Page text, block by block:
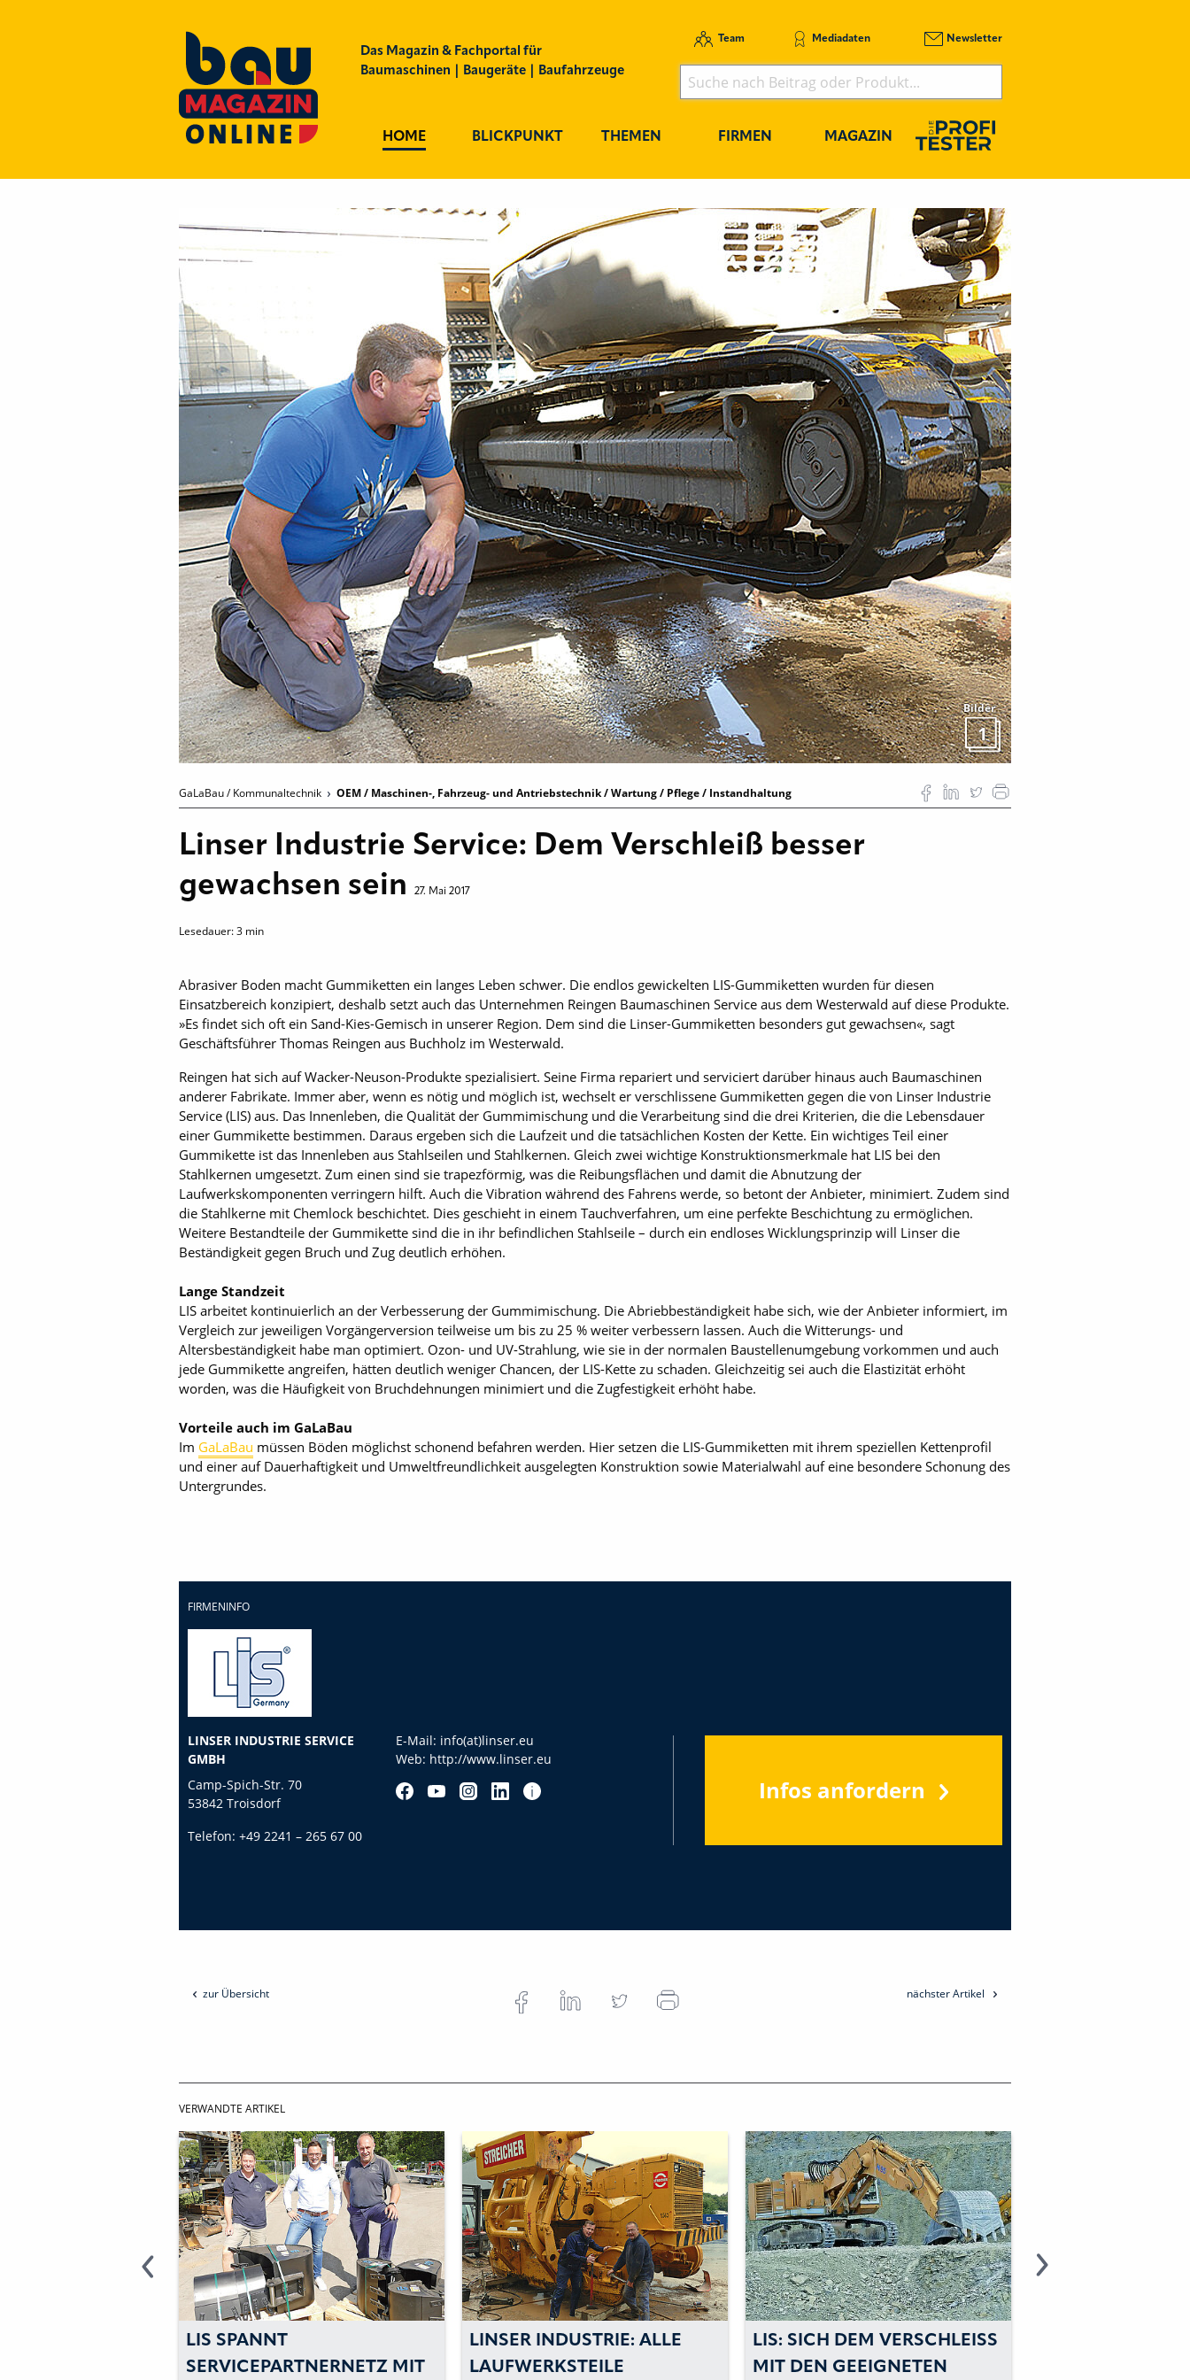
Das Magazin & Fachportal für
Baumaschinen | Baugeräte | Baufahrzeuge
Team Mediadaten Newsletter
HOME BLICKPUNKT THEMEN FIRMEN MAGAZIN
Bilder
1
GaLaBau / Kommunaltechnik OEM / Maschinen-, Fahrzeug- und Antriebstechnik / Wartung / Pflege / Instandhaltung
Linser Industrie Service: Dem Verschleiß besser
gewachsen sein
27. Mai 2017
Lesedauer:3 min
Abrasiver Boden macht Gummiketten ein langes Leben schwer. Die endlos gewickelten LIS-Gummiketten wurden für diesen
Einsatzbereich konzipiert, deshalb setzt auch das Unternehmen Reingen Baumaschinen Service aus dem Westerwald auf diese Produkte.
»Es findet sich oft ein Sand-Kies-Gemisch in unserer Region. Dem sind die Linser-Gummiketten besonders gut gewachsen«, sagt
Geschäftsführer Thomas Reingen aus Buchholz im Westerwald.
Reingen hat sich auf Wacker-Neuson-Produkte spezialisiert. Seine Firma repariert und serviciert darüber hinaus auch Baumaschinen
anderer Fabrikate. Immer aber, wenn es nötig und möglich ist, wechselt er verschlissene Gummiketten gegen die von Linser Industrie
Service (LIS) aus. Das Innenleben, die Qualität der Gummimischung und die Verarbeitung sind die drei Kriterien, die die Lebensdauer
einer Gummikette bestimmen. Daraus ergeben sich die Laufzeit und die tatsächlichen Kosten der Kette. Ein wichtiges Teil einer
Gummikette ist das Innenleben aus Stahlseilen und Stahlkernen. Gleich zwei wichtige Konstruktionsmerkmale hat LIS bei den
Stahlkernen umgesetzt. Zum einen sind sie trapezförmig, was die Reibungsflächen und damit die Abnutzung der
Laufwerkskomponenten verringern hilft. Auch die Vibration während des Fahrens werde, so betont der Anbieter, minimiert. Zudem sind
die Stahlkerne mit Chemlock beschichtet. Dies geschieht in einem Tauchverfahren, um eine perfekte Beschichtung zu ermöglichen.
Weitere Bestandteile der Gummikette sind die in ihr befindlichen Stahlseile – durch ein endloses Wicklungsprinzip will Linser die
Beständigkeit gegen Bruch und Zug deutlich erhöhen.
Lange Standzeit
LIS arbeitet kontinuierlich an der Verbesserung der Gummimischung. Die Abriebbeständigkeit habe sich, wie der Anbieter informiert, im
Vergleich zur jeweiligen Vorgängerversion teilweise um bis zu 25 % weiter verbessern lassen. Auch die Witterungs- und
Altersbeständigkeit habe man optimiert. Ozon- und UV-Strahlung, wie sie in der normalen Baustellenumgebung vorkommen und auch
jede Gummikette angreifen, hätten deutlich weniger Chancen, der LIS-Kette zu schaden. Gleichzeitig sei auch die Elastizität erhöht
worden, was die Häufigkeit von Bruchdehnungen minimiert und die Zugfestigkeit erhöht habe.
Vorteile auch im GaLaBau
Im GaLaBau müssen Böden möglichst schonend befahren werden. Hier setzen die LIS-Gummiketten mit ihrem speziellen Kettenprofil
und einer auf Dauerhaftigkeit und Umweltfreundlichkeit ausgelegten Konstruktion sowie Materialwahl auf eine besondere Schonung des
Untergrundes.
FIRMENINFO
LINSER INDUSTRIE SERVICE
GMBH
Camp-Spich-Str. 70
53842 Troisdorf
Telefon: +49 2241 – 265 67 00
E-Mail: info(at)linser.eu
Web: http://www.linser.eu
Infos anfordern
zur Übersicht nächster Artikel
VERWANDTE ARTIKEL
SERVICEPARTNERNETZ MIT
LINSER INDUSTRIE: ALLE
LAUFWERKSTEILE
LIS: SICH DEM VERSCHLEISS M
IT DEN GEEIGNETEN Z
LINSER: DREIFACHES
JUBILÄUM BEI LINSER: